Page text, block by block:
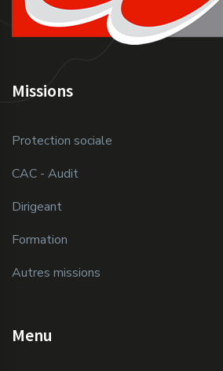
Missions
Protection sociale
CAC - Audit
Dirigeant
Formation
Autres missions
Menu